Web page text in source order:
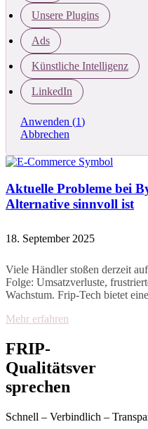
Unsere Plugins
Ads
Künstliche Intelligenz
LinkedIn
Anwenden (1)
Abbrechen
Aktuelle Probleme bei
Alternative sinnvoll ist
18. September 2025
Viele Händler stoßen derzeit
Folge: Umsatzverluste,
Wachstum. Frip-Tech bietet
Warenwirtschaft und
Standardlösungen wie Byzo
modernen Anforderungen an
fehlende Automatisierungen
verursachen messbare
Unstimmige Bestände,
sorgt dafür, dass Dein
Mehr erfahren
FRIP-
Qualitätsver
sprechen
Schnell – Verbindlich –